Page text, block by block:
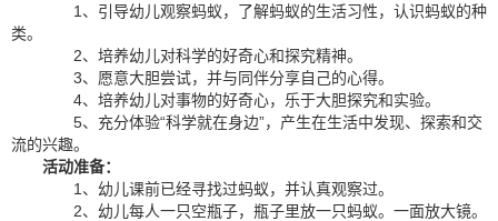
1、引导幼儿观察蚂蚁，了解蚂蚁的生活习性，认识蚂蚁的种
类。
2、培养幼儿对科学的好奇心和探究精神。
3、愿意大胆尝试，并与同伴分享自己的心得。
4、培养幼儿对事物的好奇心，乐于大胆探究和实验。
5、充分体验“科学就在身边”，产生在生活中发现、探索和交
流的兴趣。
活动准备：
1、幼儿课前已经寻找过蚂蚁，并认真观察过。
2、幼儿每人一只空瓶子，瓶子里放一只蚂蚁。一面放大镜。